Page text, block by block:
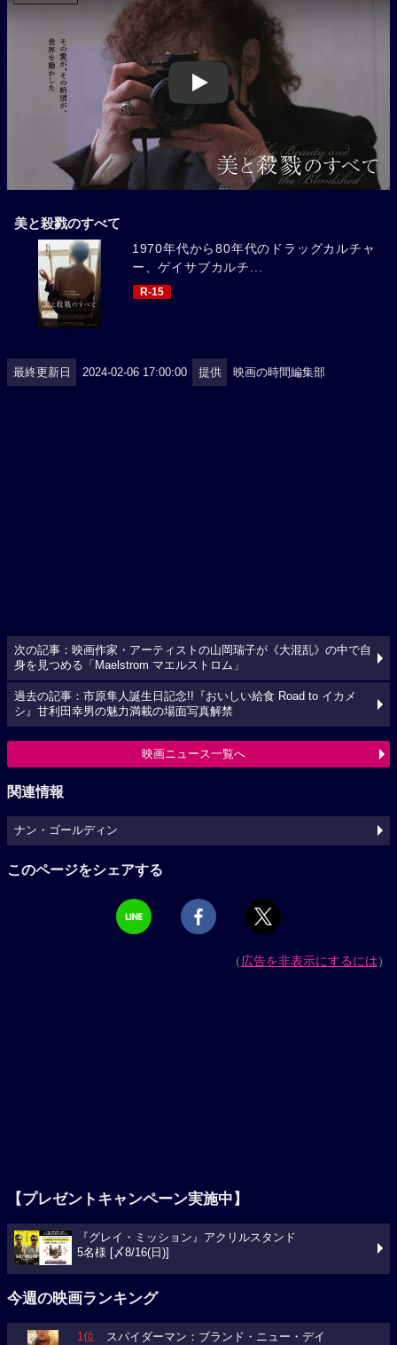
Play
美と殺戮のすべて
1970年代から80年代のドラッグカルチャ
ー、ゲイサブカルチ...
R-15
最終更新日 2024-02-06 17:00:00 提供 映画の時間編集部
次の記事：映画作家・アーティストの山岡瑞子が《大混乱》の中で自
身を見つめる「Maelstrom マエルストロム」
過去の記事：市原隼人誕生日記念!!『おいしい給食 Road to イカメ
シ』甘利田幸男の魅力満載の場面写真解禁
映画ニュース一覧へ
関連情報
ナン・ゴールディン
このページをシェアする
（広告を非表示にするには）
【プレゼントキャンペーン実施中】
『グレイ・ミッション』アクリルスタンド
5名様 [〆8/16(日)]
今週の映画ランキング
1位 スパイダーマン：ブランド・ニュー・デイ